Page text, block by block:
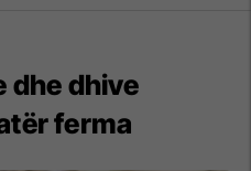
dhe dhive
ferma